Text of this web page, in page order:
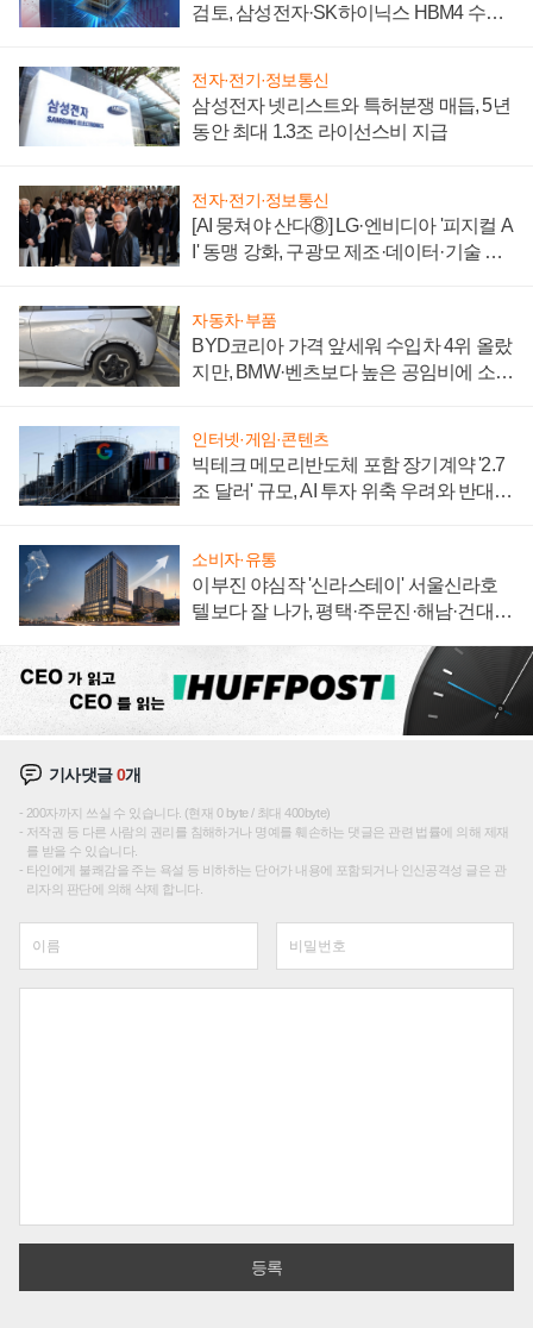
검토, 삼성전자·SK하이닉스 HBM4 수율
전자·전기·정보통신
삼성전자 넷리스트와 특허분쟁 매듭, 5년
동안 최대 1.3조 라이선스비 지급
전자·전기·정보통신
[AI 뭉쳐야 산다⑧] LG·엔비디아 '피지컬 A
I' 동맹 강화, 구광모 제조·데이터·기술 결
자동차·부품
BYD코리아 가격 앞세워 수입차 4위 올랐
지만, BMW·벤츠보다 높은 공임비에 소비
인터넷·게임·콘텐츠
빅테크 메모리반도체 포함 장기계약 '2.7
조 달러' 규모, AI 투자 위축 우려와 반대
소비자·유통
이부진 야심작 '신라스테이' 서울신라호
텔보다 잘 나가, 평택·주문진·해남·건대로
기사댓글0개
200자까지 쓰실 수 있습니다. (현재 0 byte / 최대 400byte)
저작권 등 다른 사람의 권리를 침해하거나 명예를 훼손하는 댓글은 관련 법률에 의해 제재
를 받을 수 있습니다.
타인에게 불쾌감을 주는 욕설 등 비하하는 단어가 내용에 포함되거나 인신공격성 글은 관
리자의 판단에 의해 삭제 합니다.